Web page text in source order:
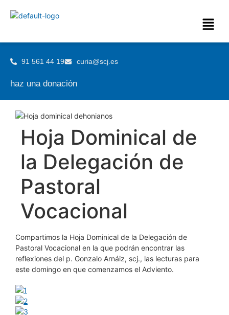
91 561 44 19 curia@scj.es
haz una donación
Hoja Dominical de
la Delegación de
Pastoral
Vocacional
Compartimos la Hoja Dominical de la Delegación de
Pastoral Vocacional en la que podrán encontrar las
reflexiones del p. Gonzalo Arnáiz, scj., las lecturas para
este domingo en que comenzamos el Adviento.